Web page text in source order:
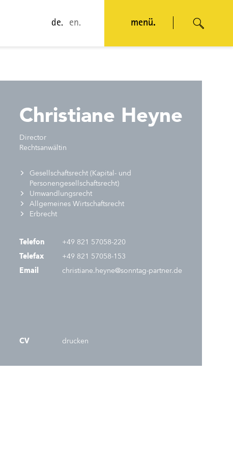
de. en. menü.
Christiane Heyne
Director
Rechtsanwältin
Gesellschaftsrecht (Kapital- und
Personengesellschaftsrecht)
Umwandlungsrecht
Allgemeines Wirtschaftsrecht
Erbrecht
Telefon
+49 821 57058-220
Telefax
+49 821 57058-153
Email
christiane.heyne@sonntag-partner.de
CV drucken